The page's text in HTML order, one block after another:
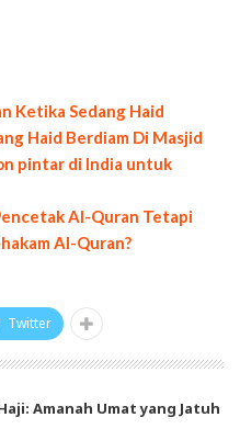
Ketika Sedang Haid
Haid Berdiam Di Masjid
pintar di India untuk
Al-Quran Tetapi
Al-Quran?
Twitter
Amanah Umat yang Jatuh